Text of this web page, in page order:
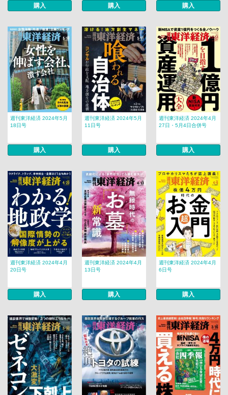
購入 購入 購入
週刊東洋経済 2024年5月
18日号
購入
週刊東洋経済 2024年5月
11日号
購入
週刊東洋経済 2024年4月
27日・5月4日合併号
購入
週刊東洋経済 2024年4月
20日号
購入
週刊東洋経済 2024年4月
13日号
購入
週刊東洋経済 2024年4月
6日号
購入